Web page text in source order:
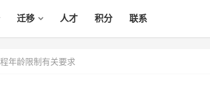
迁移 人才 积分 联系
年龄限制有关要求